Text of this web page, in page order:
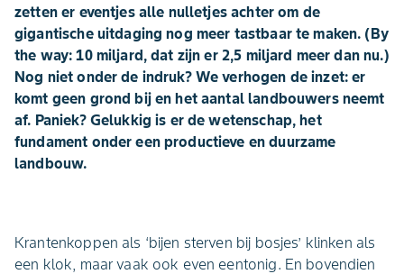
zetten er eventjes alle nulletjes achter om de
gigantische uitdaging nog meer tastbaar te maken. (By
the way: 10 miljard, dat zijn er 2,5 miljard meer dan nu.)
Nog niet onder de indruk? We verhogen de inzet: er
komt geen grond bij en het aantal landbouwers neemt
af. Paniek? Gelukkig is er de wetenschap, het
fundament onder een productieve en duurzame
landbouw.
Krantenkoppen als ‘bijen sterven bij bosjes’ klinken als
een klok, maar vaak ook even eentonig. En bovendien